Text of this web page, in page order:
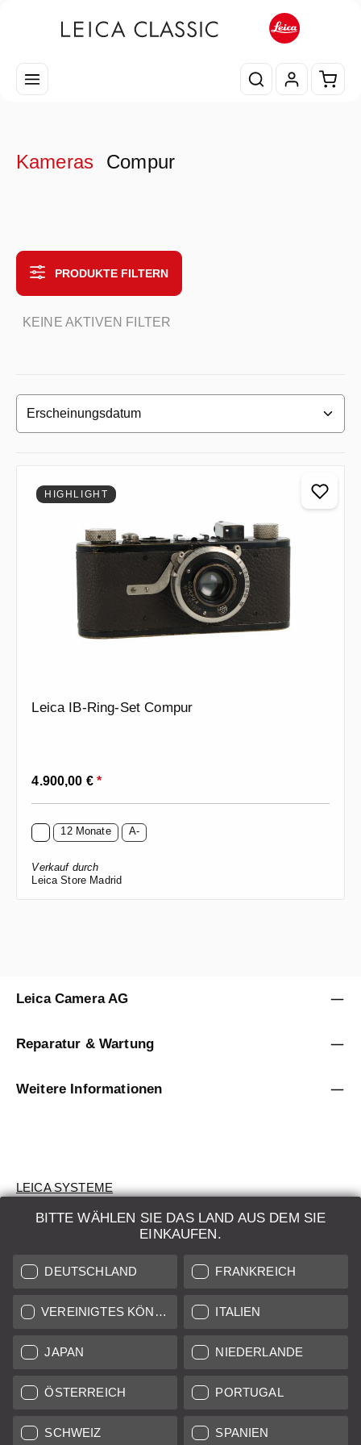
Kameras Compur
PRODUKTE FILTERN
KEINE AKTIVEN FILTER
HIGHLIGHT
Leica IB-Ring-Set Compur
Regulärer Preis:
4.900,00 €*
12 Monate A-
Verkauf durch
Leica Store Madrid
BITTE WÄHLEN SIE DAS LAND AUS DEM SIE
EINKAUFEN.
DEUTSCHLAND FRANKREICH
VEREINIGTES KÖNIGREICH ITALIEN
JAPAN NIEDERLANDE
ÖSTERREICH PORTUGAL
SCHWEIZ SPANIEN
Leica Camera AG
Reparatur & Wartung
Weitere Informationen
LEICA SYSTEME
BEWERTUNG
AUKTION
BRAND NEW
LEICA STORES
Alle Preise von in der EU/UK ansässigen Anbietern inkl.